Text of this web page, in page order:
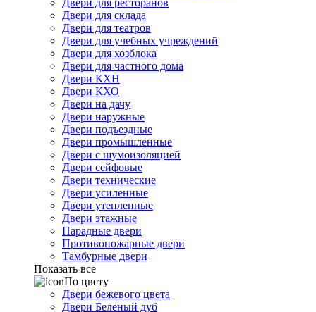
Двери для ресторанов
Двери для склада
Двери для театров
Двери для учебных учреждений
Двери для хозблока
Двери для частного дома
Двери КХН
Двери КХО
Двери на дачу
Двери наружные
Двери подъездные
Двери промышленные
Двери с шумоизоляцией
Двери сейфовые
Двери технические
Двери усиленные
Двери утепленные
Двери этажные
Парадные двери
Противопожарные двери
Тамбурные двери
Показать все
По цвету
Двери бежевого цвета
Двери Белёный дуб